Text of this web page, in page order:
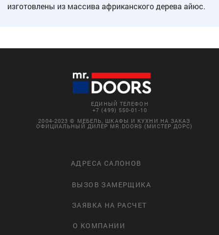
изготовлены из массива африканского дерева айюс.
ЕДИНЫЙ ТЕЛЕФОН
+7 (499) 550-01-10
2004-2023 © МЕБЕЛЬ, ШКАФЫ И КУХНИ НА ЗАКАЗ
ОФИЦИАЛЬНЫЙ ДИЛЕР MR.DOORS (МИСТЕР ДОРС)
АДРЕСА САЛОНОВ
ВЫЗОВ ЗАМЕРЩИКА
ЗАЯВКА НА РАСЧЕТ
О КОМПАНИИ